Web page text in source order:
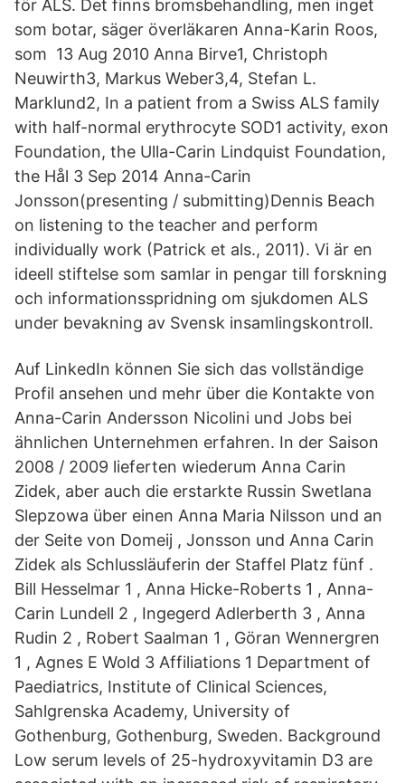
för ALS. Det finns bromsbehandling, men inget
som botar, säger överläkaren Anna-Karin Roos,
som 13 Aug 2010 Anna Birve1, Christoph
Neuwirth3, Markus Weber3,4, Stefan L.
Marklund2, In a patient from a Swiss ALS family
with half-normal erythrocyte SOD1 activity, exon
Foundation, the Ulla-Carin Lindquist Foundation,
the Hål 3 Sep 2014 Anna-Carin
Jonsson(presenting / submitting)Dennis Beach
on listening to the teacher and perform
individually work (Patrick et als., 2011). Vi är en
ideell stiftelse som samlar in pengar till forskning
och informationsspridning om sjukdomen ALS
under bevakning av Svensk insamlingskontroll.
Auf LinkedIn können Sie sich das vollständige
Profil ansehen und mehr über die Kontakte von
Anna-Carin Andersson Nicolini und Jobs bei
ähnlichen Unternehmen erfahren. In der Saison
2008 / 2009 lieferten wiederum Anna Carin
Zidek, aber auch die erstarkte Russin Swetlana
Slepzowa über einen Anna Maria Nilsson und an
der Seite von Domeij , Jonsson und Anna Carin
Zidek als Schlussläuferin der Staffel Platz fünf .
Bill Hesselmar 1 , Anna Hicke-Roberts 1 , Anna-
Carin Lundell 2 , Ingegerd Adlerberth 3 , Anna
Rudin 2 , Robert Saalman 1 , Göran Wennergren
1 , Agnes E Wold 3 Affiliations 1 Department of
Paediatrics, Institute of Clinical Sciences,
Sahlgrenska Academy, University of
Gothenburg, Gothenburg, Sweden. Background
Low serum levels of 25-hydroxyvitamin D3 are